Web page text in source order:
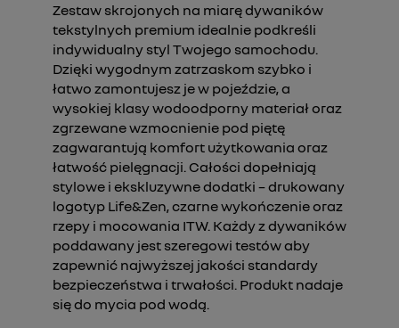
Zestaw skrojonych na miarę dywaników
tekstylnych premium idealnie podkreśli
indywidualny styl Twojego samochodu.
Dzięki wygodnym zatrzaskom szybko i
łatwo zamontujesz je w pojeździe, a
wysokiej klasy wodoodporny materiał oraz
zgrzewane wzmocnienie pod piętę
zagwarantują komfort użytkowania oraz
łatwość pielęgnacji. Całości dopełniają
stylowe i ekskluzywne dodatki – drukowany
logotyp Life&Zen, czarne wykończenie oraz
rzepy i mocowania ITW. Każdy z dywaników
poddawany jest szeregowi testów aby
zapewnić najwyższej jakości standardy
bezpieczeństwa i trwałości. Produkt nadaje
się do mycia pod wodą.